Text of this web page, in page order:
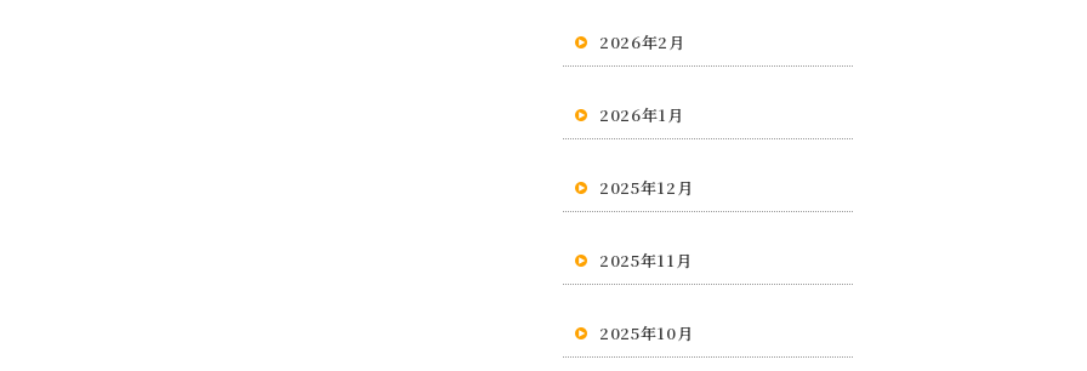
2026年2月
2026年1月
2025年12月
2025年11月
2025年10月